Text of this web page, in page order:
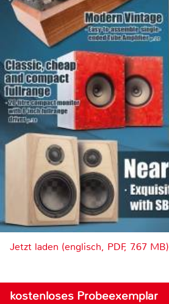
Jetzt laden (englisch, PDF, 7.67 MB)
kostenloses Probeexemplar